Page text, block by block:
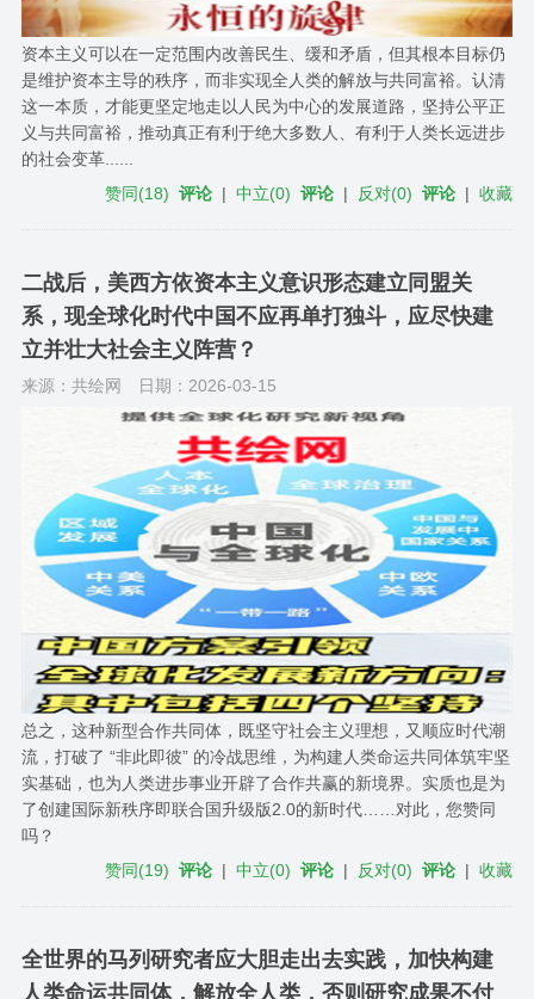
资本主义可以在一定范围内改善民生、缓和矛盾，但其根本目标仍
是维护资本主导的秩序，而非实现全人类的解放与共同富裕。认清
这一本质，才能更坚定地走以人民为中心的发展道路，坚持公平正
义与共同富裕，推动真正有利于绝大多数人、有利于人类长远进步
的社会变革......
赞同(18) 评论 |中立(0) 评论 | 反对(0) 评论 |收藏
二战后，美西方依资本主义意识形态建立同盟关
系，现全球化时代中国不应再单打独斗，应尽快建
立并壮大社会主义阵营？
来源：共绘网 日期：2026-03-15
总之，这种新型合作共同体，既坚守社会主义理想，又顺应时代潮
流，打破了 “非此即彼” 的冷战思维，为构建人类命运共同体筑牢坚
实基础，也为人类进步事业开辟了合作共赢的新境界。实质也是为
了创建国际新秩序即联合国升级版2.0的新时代……对此，您赞同
吗？
赞同(19) 评论 |中立(0) 评论 | 反对(0) 评论 |收藏
全世界的马列研究者应大胆走出去实践，加快构建
人类命运共同体，解放全人类，否则研究成果不付